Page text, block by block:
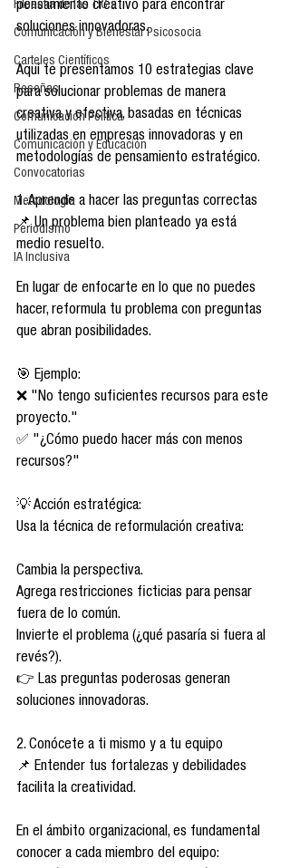
Filosofía de las TIC´s
Comunicación y Bienestar Psicosocia
Carteles Científicos
Reseñas
Comunicación Política
Comunicación y Educación
Convocatorias
Metodología
Periodismo
IA Inclusiva
pensamiento creativo para encontrar
soluciones innovadoras.
Aquí te presentamos 10 estrategias clave
para solucionar problemas de manera
creativa y efectiva, basadas en técnicas
utilizadas en empresas innovadoras y en
metodologías de pensamiento estratégico.
1. Aprende a hacer las preguntas correctas
📌 Un problema bien planteado ya está
medio resuelto.
En lugar de enfocarte en lo que no puedes
hacer, reformula tu problema con preguntas
que abran posibilidades.
🎯 Ejemplo:
❌ "No tengo suficientes recursos para este
proyecto."
✅ "¿Cómo puedo hacer más con menos
recursos?"
💡 Acción estratégica:
Usa la técnica de reformulación creativa:
Cambia la perspectiva.
Agrega restricciones ficticias para pensar
fuera de lo común.
Invierte el problema (¿qué pasaría si fuera al
revés?).
👉 Las preguntas poderosas generan
soluciones innovadoras.
2. Conócete a ti mismo y a tu equipo
📌 Entender tus fortalezas y debilidades
facilita la creatividad.
En el ámbito organizacional, es fundamental
conocer a cada miembro del equipo: